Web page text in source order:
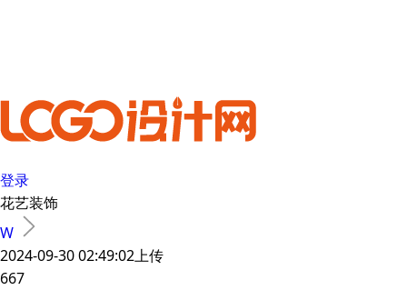
登录
花艺装饰
W
2024-09-30 02:49:02上传
667